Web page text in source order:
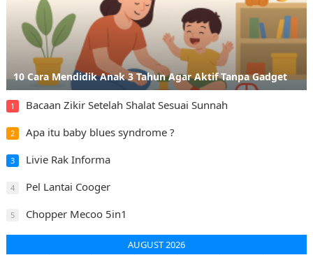
10 Cara Mendidik Anak 3 Tahun Agar Aktif Tanpa Gadget
1 Bacaan Zikir Setelah Shalat Sesuai Sunnah
2 Apa itu baby blues syndrome ?
3 Livie Rak Informa
4 Pel Lantai Cooger
5 Chopper Mecoo 5in1
AUGUST 2026